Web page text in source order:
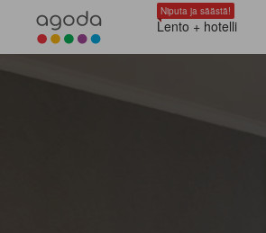
Niputa ja säästä!
Lento + hotelli